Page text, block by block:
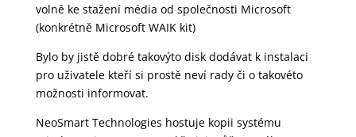
volně ke stažení média od společnosti Microsoft
(konkrétně Microsoft WAIK kit)
Bylo by jistě dobré takovýto disk dodávat k instalaci
pro uživatele kteří si prostě neví rady či o takovéto
možnosti informovat.
NeoSmart Technologies hostuje kopii systému